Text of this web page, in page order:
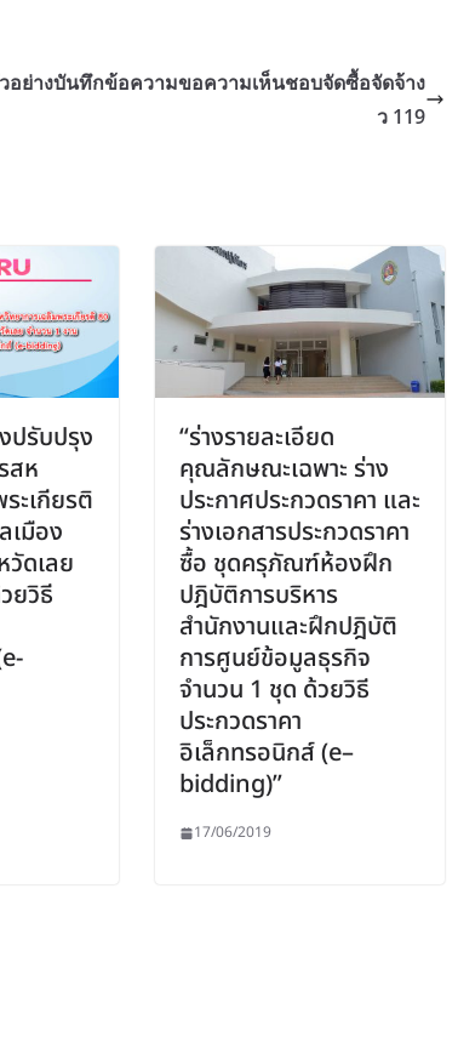
อย่างบันทึกข้อความขอความเห็นชอบจัดซื้อจัดจ้าง
ว 119
ปรับปรุง
สห
ะเกียรติ
เมือง
วัดเลย
ยวิธี
“ร่างรายละเอียด
คุณลักษณะเฉพาะ ร่าง
ประกาศประกวดราคา และ
ร่างเอกสารประกวดราคา
ซื้อ ชุดครุภัณฑ์ห้องฝึก
ปฎิบัติการบริหาร
สำนักงานและฝึกปฎิบัติ
การศูนย์ข้อมูลธุรกิจ
จำนวน 1 ชุด ด้วยวิธี
ประกวดราคา
อิเล็กทรอนิกส์ (e–
bidding)”
17/06/2019